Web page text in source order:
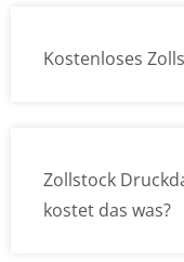
Kostenloses
Zollstock
kostet das was?